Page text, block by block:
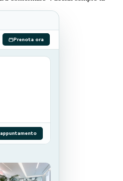
Prenota ora